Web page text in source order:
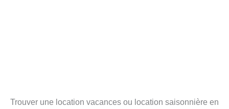
Trouver une location vacances ou location saisonnière en